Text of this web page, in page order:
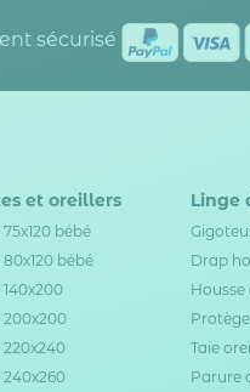
sécurisé
et oreillers
bébé
bébé
Linge
Drap
Taie
Parure